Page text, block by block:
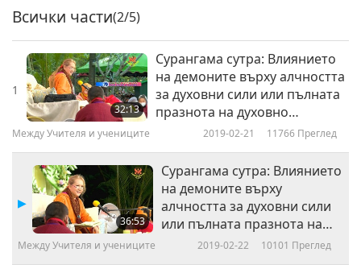
Всички части(2/5)
1
32:13
Сурангама сутра: Влиянието
на демоните върху алчността
за духовни сили или пълната
празнота на духовно
практикуващите - част 1 от 5
Между Учителя и учениците 2019-02-21 11766 Преглед
36:53
Сурангама сутра: Влиянието
на демоните върху
алчността за духовни сили
или пълната празнота на
духовно практикуващите -
Между Учителя и учениците 2019-02-22 10101 Преглед